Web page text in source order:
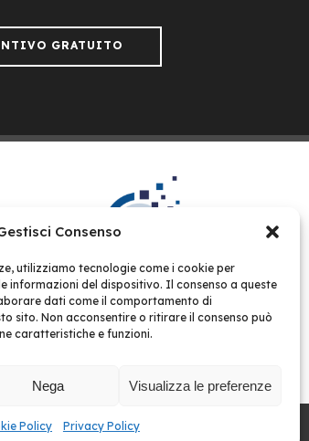
Consenso
utilizziamo tecnologie come i cookie per
informazioni del dispositivo. Il consenso a queste
dati come il comportamento di
sito. Non acconsentire o ritirare il consenso può
caratteristiche e funzioni.
Nega Visualizza le preferenze
Policy Privacy Policy
GRATUITO
Gestione Condomini Web
ACCEDI ALLA PIATTAFORMA >
Policy Condizioni d’uso